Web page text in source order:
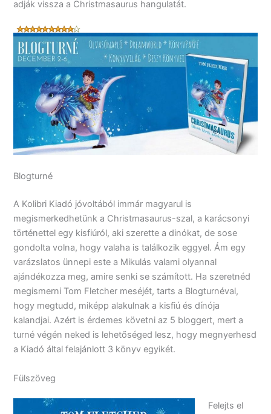
adják vissza a Christmasaurus hangulatát.
Blogturné
A Kolibri Kiadó jóvoltából immár magyarul is
megismerkedhetünk a Christmasaurus-szal, a karácsonyi
történettel egy kisfiúról, aki szerette a dinókat, de sose
gondolta volna, hogy valaha is találkozik eggyel. Ám egy
varázslatos ünnepi este a Mikulás valami olyannal
ajándékozza meg, amire senki se számított. Ha szeretnéd
megismerni Tom Fletcher meséjét, tarts a Blogturnéval,
hogy megtudd, miképp alakulnak a kisfiú és dínója
kalandjai. Azért is érdemes követni az 5 bloggert, mert a
turné végén neked is lehetőséged lesz, hogy megnyerhesd
a Kiadó által felajánlott 3 könyv egyikét.
Fülszöveg
Felejts el